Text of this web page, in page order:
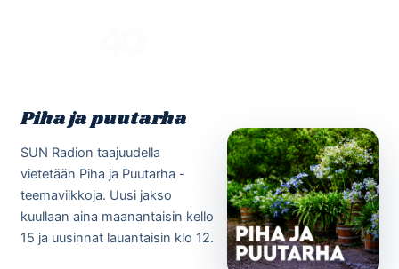
Piha ja puutarha
SUN Radion taajuudella
vietetään Piha ja Puutarha -
teemaviikkoja. Uusi jakso
kuullaan aina maanantaisin kello
15 ja uusinnat lauantaisin klo 12.